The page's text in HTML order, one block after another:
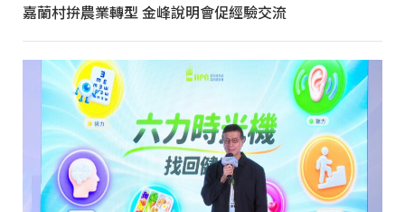
嘉蘭村拚農業轉型 金峰說明會促經驗交流